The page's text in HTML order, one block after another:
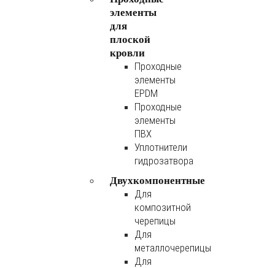
элементы
для
плоской
кровли
Проходные
элементы
EPDM
Проходные
элементы
ПВХ
Уплотнители
гидрозатвора
Двухкомпонентные
Для
композитной
черепицы
Для
металлочерепицы
Для